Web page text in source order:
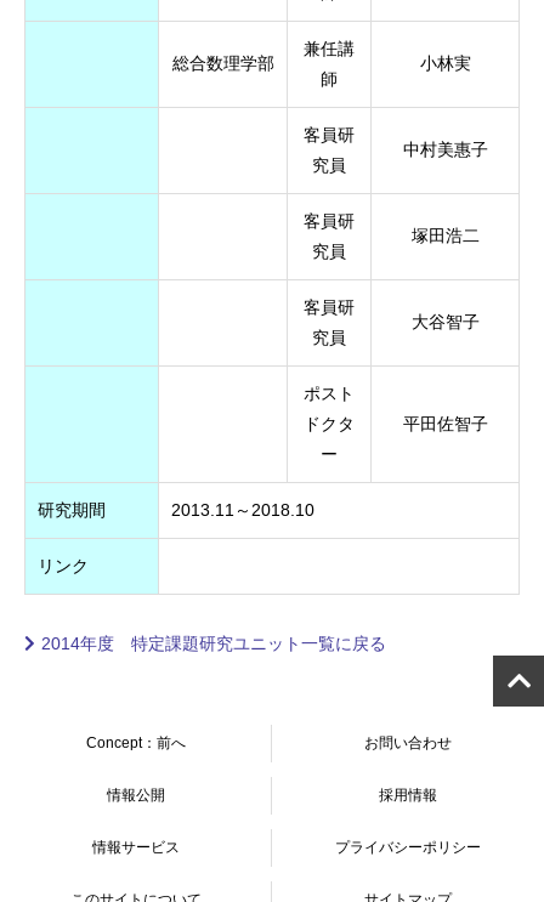
総合数理学部
兼任講
師
小林実
客員研
究員
中村美惠子
客員研
究員
塚田浩二
客員研
究員
大谷智子
ポスト
ドクタ
ー
平田佐智子
研究期間 2013.11～2018.10
リンク
2014年度 特定課題研究ユニット一覧に戻る
Concept：前へ お問い合わせ
情報公開 採用情報
情報サービス プライバシーポリシー